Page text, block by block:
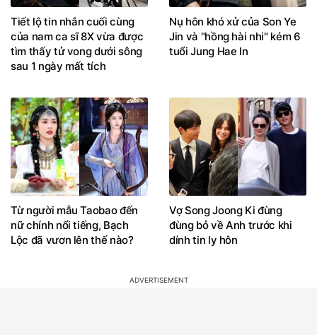
Tiết lộ tin nhắn cuối cùng
của nam ca sĩ 8X vừa được
tìm thấy tử vong dưới sông
sau 1 ngày mất tích
Nụ hôn khó xử của Son Ye
Jin và "hồng hài nhi" kém 6
tuổi Jung Hae In
Từ người mẫu Taobao đến
nữ chính nổi tiếng, Bạch
Lộc đã vươn lên thế nào?
Vợ Song Joong Ki đùng
đùng bỏ về Anh trước khi
dính tin ly hôn